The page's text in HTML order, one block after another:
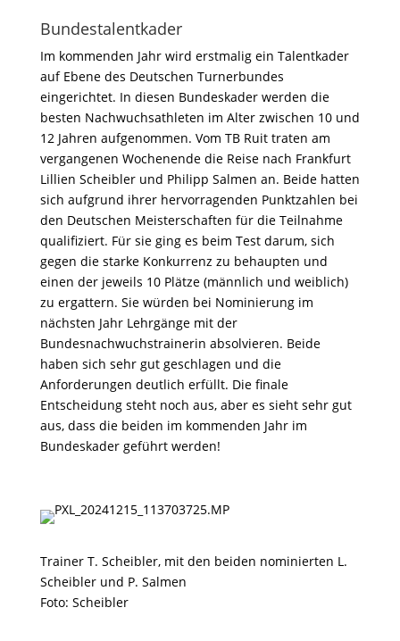
Bundestalentkader
Im kommenden Jahr wird erstmalig ein Talentkader
auf Ebene des Deutschen Turnerbundes
eingerichtet. In diesen Bundeskader werden die
besten Nachwuchsathleten im Alter zwischen 10 und
12 Jahren aufgenommen. Vom TB Ruit traten am
vergangenen Wochenende die Reise nach Frankfurt
Lillien Scheibler und Philipp Salmen an. Beide hatten
sich aufgrund ihrer hervorragenden Punktzahlen bei
den Deutschen Meisterschaften für die Teilnahme
qualifiziert. Für sie ging es beim Test darum, sich
gegen die starke Konkurrenz zu behaupten und
einen der jeweils 10 Plätze (männlich und weiblich)
zu ergattern. Sie würden bei Nominierung im
nächsten Jahr Lehrgänge mit der
Bundesnachwuchstrainerin absolvieren. Beide
haben sich sehr gut geschlagen und die
Anforderungen deutlich erfüllt. Die finale
Entscheidung steht noch aus, aber es sieht sehr gut
aus, dass die beiden im kommenden Jahr im
Bundeskader geführt werden!
Trainer T. Scheibler, mit den beiden nominierten L.
Scheibler und P. Salmen
Foto: Scheibler